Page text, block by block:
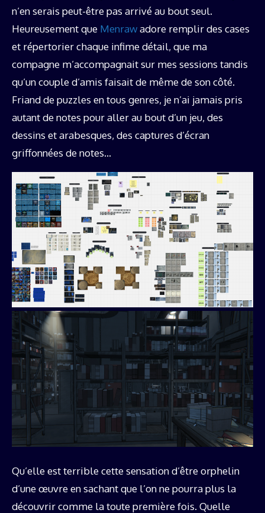
n’en serais peut-être pas arrivé au bout seul.
Heureusement que Menrawadore remplir des cases
et répertorier chaque infime détail, que ma
compagne m’accompagnait sur mes sessions tandis
qu’un couple d’amis faisait de même de son côté.
Friand de puzzles en tous genres, je n’ai jamais pris
autant de notes pour aller au bout d’un jeu, des
dessins et arabesques, des captures d’écran
griffonnées de notes…
Qu’elle est terrible cette sensation d’être orphelin
d’une œuvre en sachant que l’on ne pourra plus la
découvrir comme la toute première fois. Quelle